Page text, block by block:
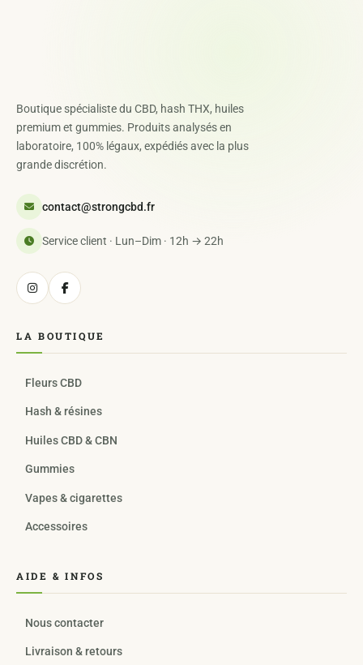
Boutique spécialiste du CBD, hash THX, huiles
premium et gummies. Produits analysés en
laboratoire, 100% légaux, expédiés avec la plus
grande discrétion.
contact@strongcbd.fr
Service client · Lun–Dim · 12h → 22h
LA BOUTIQUE
Fleurs CBD
Hash & résines
Huiles CBD & CBN
Gummies
Vapes & cigarettes
Accessoires
AIDE & INFOS
Nous contacter
Livraison & retours